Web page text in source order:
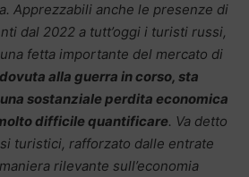
Apprezzabili anche le presenze di
dal 2022 a tutt’oggi i turisti russi,
fetta importante del mercato di
alla guerra in corso, sta
sostanziale perdita economica
difficile quantificare. Va detto
turistici, rafforzato dalle entrate
rilevante sull’economia